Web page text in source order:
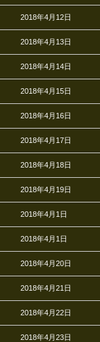
2018年4月12日
2018年4月13日
2018年4月14日
2018年4月15日
2018年4月16日
2018年4月17日
2018年4月18日
2018年4月19日
2018年4月1日
2018年4月1日
2018年4月20日
2018年4月21日
2018年4月22日
2018年4月23日